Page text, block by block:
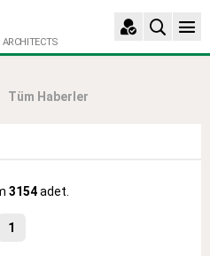
Tüm Haberler
3154adet.
1